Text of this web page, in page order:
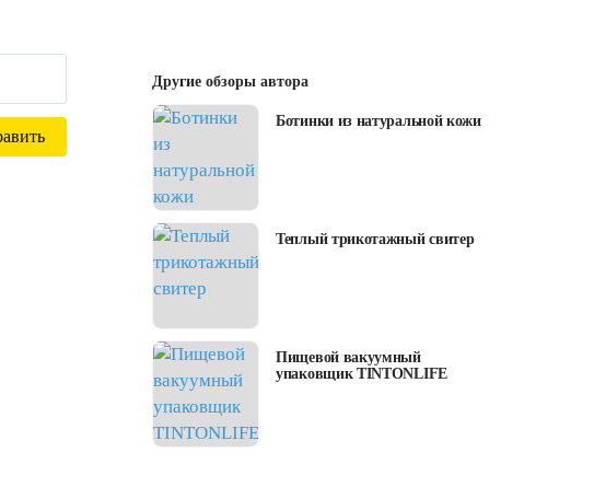
Другие обзоры автора
Ботинки из натуральной кожи
Теплый трикотажный свитер
Пищевой вакуумный
упаковщик TINTONLIFE